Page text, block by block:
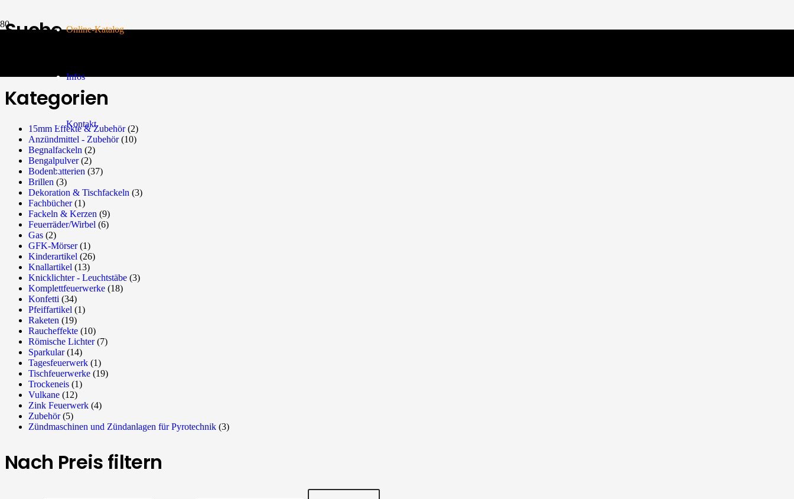
Online-Katalog
Infos
Kontakt
Suche
Kategorien
15mm Effekte & Zubehör (2)
Anzündmittel - Zubehör (10)
Begnalfackeln (2)
Bengalpulver (2)
Bodenbatterien (37)
Brillen (3)
Dekoration & Tischfackeln (3)
Fachbücher (1)
Fackeln & Kerzen (9)
Feuerräder/Wirbel (6)
Gas (2)
GFK-Mörser (1)
Kinderartikel (26)
Knallartikel (13)
Knicklichter - Leuchtstäbe (3)
Komplettfeuerwerke (18)
Konfetti (34)
Pfeiffartikel (1)
Raketen (19)
Raucheffekte (10)
Römische Lichter (7)
Sparkular (14)
Tagesfeuerwerk (1)
Tischfeuerwerke (19)
Trockeneis (1)
Vulkane (12)
Zink Feuerwerk (4)
Zubehör (5)
Zündmaschinen und Zündanlagen für Pyrotechnik (3)
Nach Preis filtern